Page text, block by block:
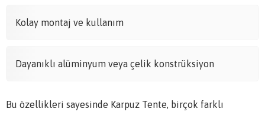
Kolay montaj ve kullanım
Dayanıklı alüminyum veya çelik konstrüksiyon
Bu özellikleri sayesinde Karpuz Tente, birçok farklı